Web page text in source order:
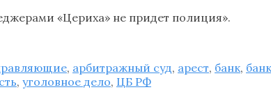
«Цериха» не придет полиция».
, арбитражный суд, арест, банк,
, уголовное дело, ЦБ РФ